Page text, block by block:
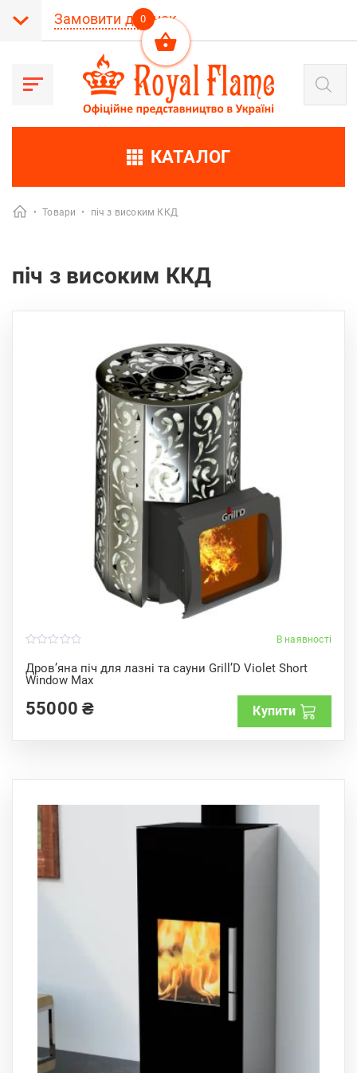
Замовити дзвінок
Пошук
товарів
КАТАЛОГ
• Товари • піч з високим ККД
піч з високим ККД
В наявності
Дров’яна піч для лазні та сауни Grill’D Violet Short
Window Max
o
u
t
f
5
55000₴ Купити
0